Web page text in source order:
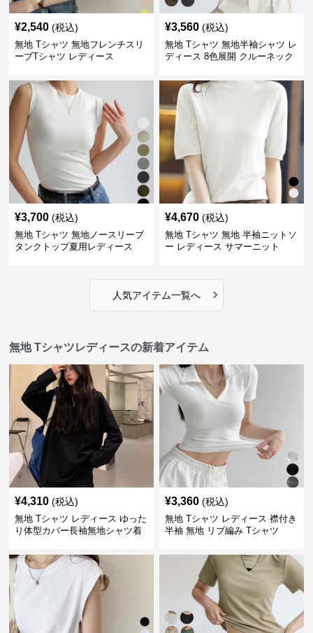
¥2,540 (税込)
無地 Tシャツ 無地フレンチスリ
ーブTシャツ レディース
¥3,560 (税込)
無地 Tシャツ 無地半袖シャツ レ
ディース 8色展開 クルーネック
¥3,700 (税込)
無地 Tシャツ 無地ノースリーブ
タンクトップ夏用レディース
¥4,670 (税込)
無地 Tシャツ 無地 半袖ニットソ
ー レディース サマーニット
人気アイテム一覧へ ›
無地 Tシャツレディースの新着アイテム
¥4,310 (税込)
無地 Tシャツ レディース ゆった
り体型カバー長袖無地シャツ着
¥3,360 (税込)
無地 Tシャツ レディース 襟付き
半袖 無地 リブ編み Tシャツ